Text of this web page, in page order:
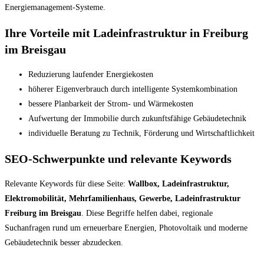
Energiemanagement-Systeme.
Ihre Vorteile mit Ladeinfrastruktur in Freiburg
im Breisgau
Reduzierung laufender Energiekosten
höherer Eigenverbrauch durch intelligente Systemkombination
bessere Planbarkeit der Strom- und Wärmekosten
Aufwertung der Immobilie durch zukunftsfähige Gebäudetechnik
individuelle Beratung zu Technik, Förderung und Wirtschaftlichkeit
SEO-Schwerpunkte und relevante Keywords
Relevante Keywords für diese Seite: Wallbox, Ladeinfrastruktur,
Elektromobilität, Mehrfamilienhaus, Gewerbe, Ladeinfrastruktur
Freiburg im Breisgau. Diese Begriffe helfen dabei, regionale
Suchanfragen rund um erneuerbare Energien, Photovoltaik und moderne
Gebäudetechnik besser abzudecken.